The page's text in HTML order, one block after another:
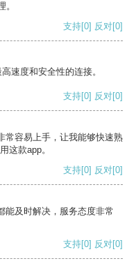
支持[0] 反对[0]
速度和安全性的连接。
支持[0] 反对[0]
常容易上手，让我能够快速熟
这款app。
支持[0] 反对[0]
能及时解决，服务态度非常
支持[0] 反对[0]